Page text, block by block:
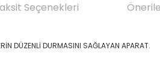
Seçenekleri
DÜZENLİ DURMASINI SAĞLAYAN APARAT.